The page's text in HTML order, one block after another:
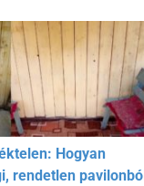
Hogyan
rendetlen pavilonból